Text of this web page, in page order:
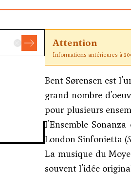
Attention
Informations antérieures à
Bent Sørensen est
grand nombre
pour plusieurs
I'Ensemble Sonanza
London Sinfonietta (
La musique du
souvent l'idée